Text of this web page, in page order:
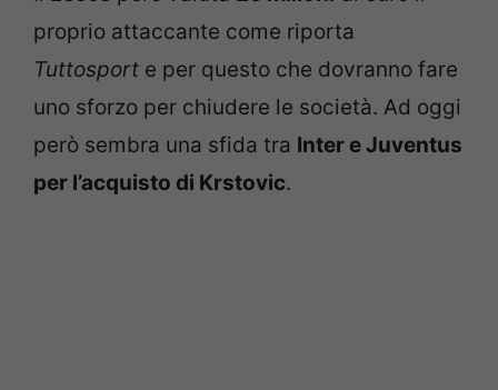
proprio attaccante come riporta
Tuttosport e per questo che dovranno fare
uno sforzo per chiudere le società. Ad oggi
però sembra una sfida tra Inter e Juventus
per l’acquisto di Krstovic.